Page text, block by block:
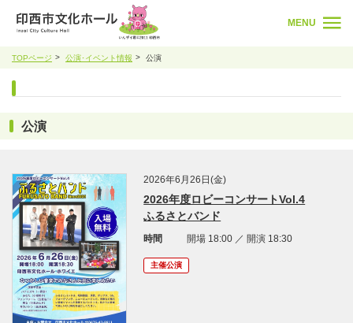
MENU
TOPページ 公演･イベント情報 公演
公演
2026年6月26日(金)
2026年度ロビーコンサートVol.4
ふるさとバンド
時間 開場 18:00 ／ 開演 18:30
主催公演